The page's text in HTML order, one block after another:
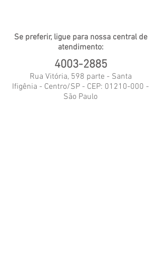
Se preferir, ligue para nossa central de
atendimento:
4003-2885
Rua Vitória, 598 parte - Santa
Ifigênia - Centro/SP - CEP: 01210-000 -
São Paulo